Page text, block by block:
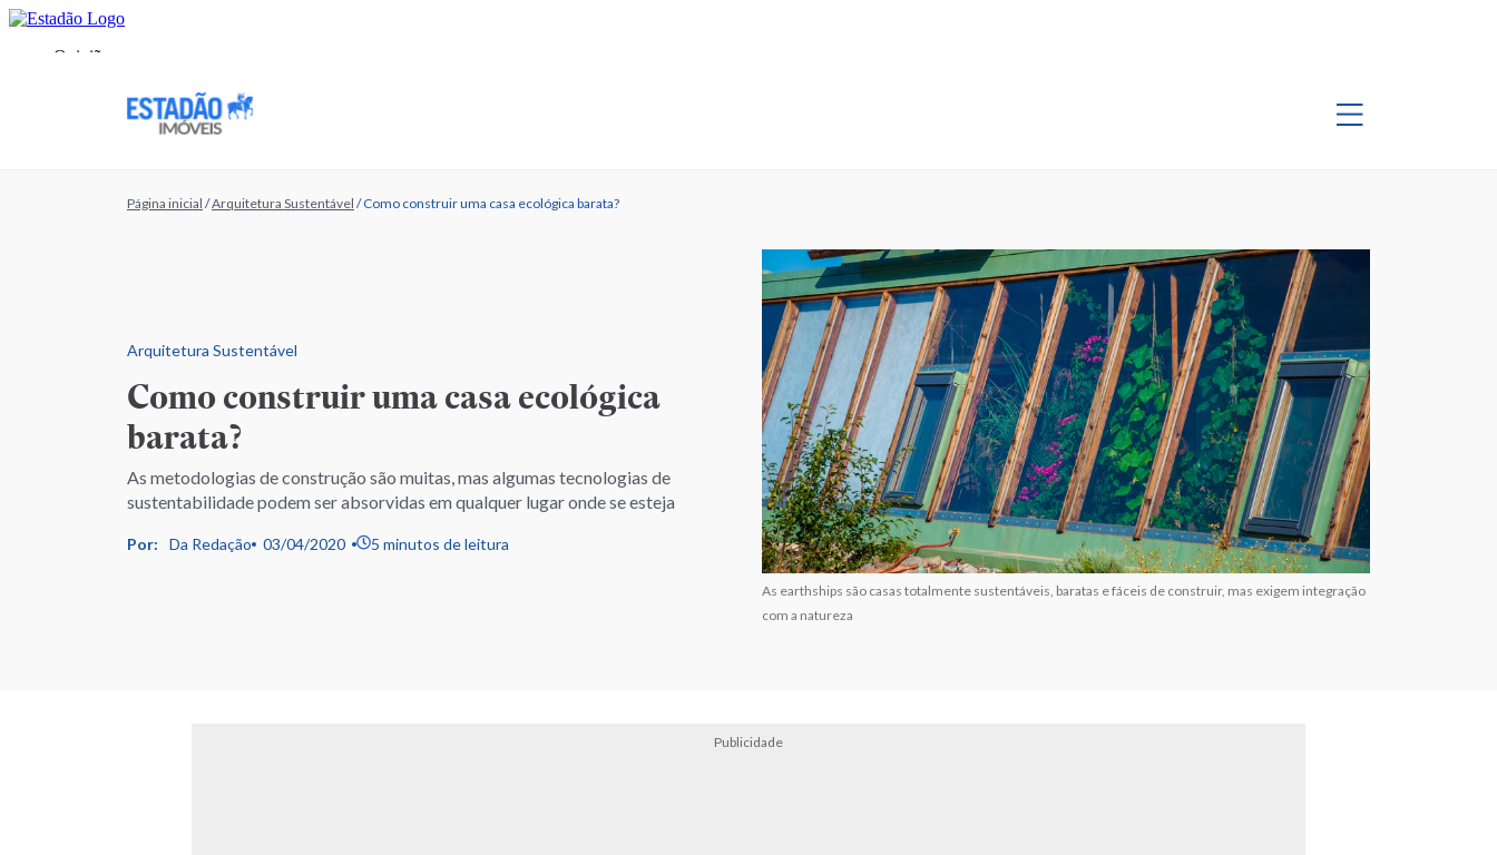
Página inicial /Arquitetura Sustentável /Como construir uma casa ecológica barata?
Arquitetura Sustentável
Como construir uma casa ecológica
barata?
As metodologias de construção são muitas, mas algumas tecnologias de
sustentabilidade podem ser absorvidas em qualquer lugar onde se esteja
Por: Da Redação 03/04/2020 5 minutos de leitura
As earthships são casas totalmente sustentáveis, baratas e fáceis de construir, mas exigem integração
com a natureza
Publicidade